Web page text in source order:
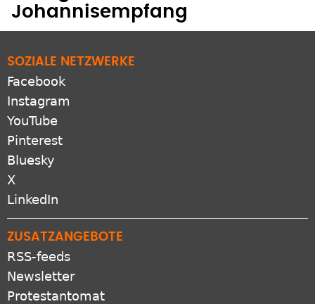
Johannisempfang
SOZIALE NETZWERKE
Facebook
Instagram
YouTube
Pinterest
Bluesky
X
LinkedIn
ZUSATZANGEBOTE
RSS-feeds
Newsletter
Protestantomat